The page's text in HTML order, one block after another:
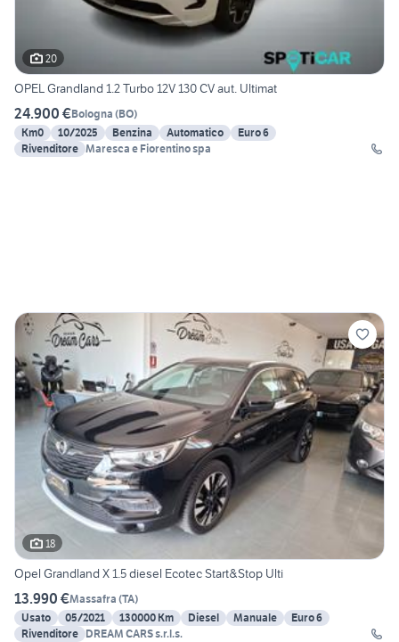
20
OPEL Grandland 1.2 Turbo 12V 130 CV aut. Ultimat
24.900 €Bologna (BO)
Km0
10/2025 Benzina Automatico
Euro 6
Rivenditore Maresca e Fiorentino spa
18
Opel Grandland X 1.5 diesel Ecotec Start&Stop Ulti
13.990 €Massafra (TA)
Usato
05/2021 130000 Km Diesel Manuale
Euro 6
Rivenditore DREAM CARS s.r.l.s.